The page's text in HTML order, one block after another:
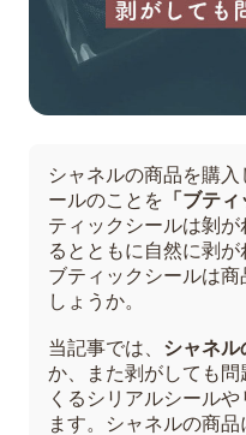
シャネルの商品を購
ールのことを 「ブテ
ティックシールは剝
るとともに自然に剥が
ブティックシールは
しょうか。
当記事では、 シャネル
か、また剥がしても
くるシリアルシール
ます。シャネルの商